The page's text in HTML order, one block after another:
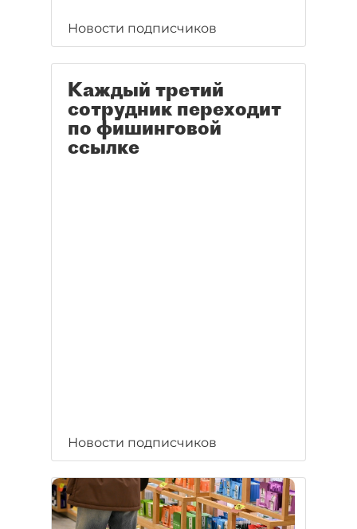
Новости подписчиков
Каждый третий
сотрудник переходит
по фишинговой
ссылке
Новости подписчиков